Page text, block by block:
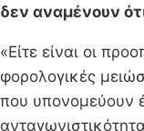
δεν αναμένουν
«Είτε είναι οι
φορολογικές
που υπονομεύουν